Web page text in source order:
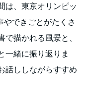
は、東京オリンピッ
できごとがたくさ
描かれる風景と、
一緒に振り返りま
話ししながらすすめ